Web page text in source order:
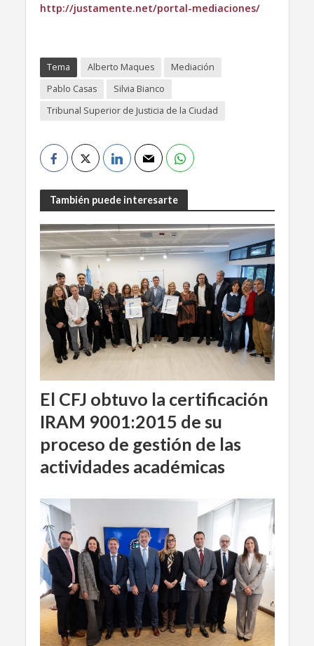
http://justamente.net/portal-mediaciones/
Tema Alberto Maques
Mediación
Pablo Casas
Silvia Bianco
Tribunal Superior de Justicia de la Ciudad
También puede interesarte
El CFJ obtuvo la certificación
IRAM 9001:2015 de su
proceso de gestión de las
actividades académicas